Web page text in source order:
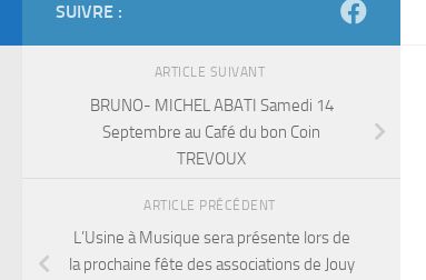
SUIVRE :
ARTICLE SUIVANT
BRUNO- MICHEL ABATI Samedi 14
Septembre au Café du bon Coin
TREVOUX
ARTICLE PRÉCÉDENT
L’Usine à Musique sera présente lors de
la prochaine fête des associations de Jouy